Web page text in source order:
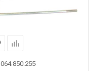
064.850.255